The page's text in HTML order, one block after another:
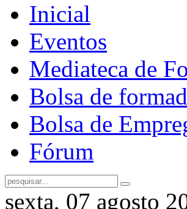
Inicial
Eventos
Mediateca de
Bolsa de
Bolsa de
Fórum
sexta, 07 agosto